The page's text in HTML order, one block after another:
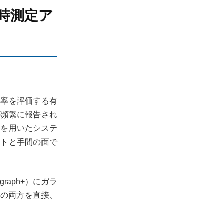
測定ア
を評価する有
繁に報告され
用いたシステ
と手間の面で
）にガラ
両方を直接、